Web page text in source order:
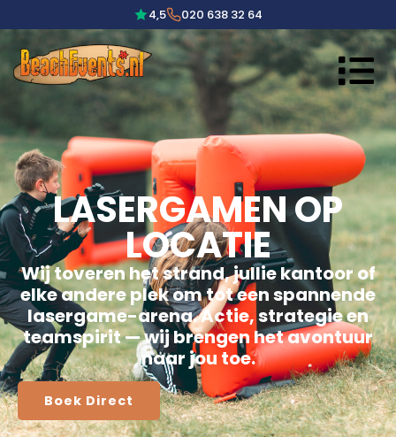
4,5 020 638 32 64
LASERGAMEN OP
LOCATIE
Wij toveren het strand, jullie kantoor of
elke andere plek om tot een spannende
lasergame-arena. Actie, strategie en
teamspirit — wij brengen het avontuur
naar jou toe.
Boek Direct